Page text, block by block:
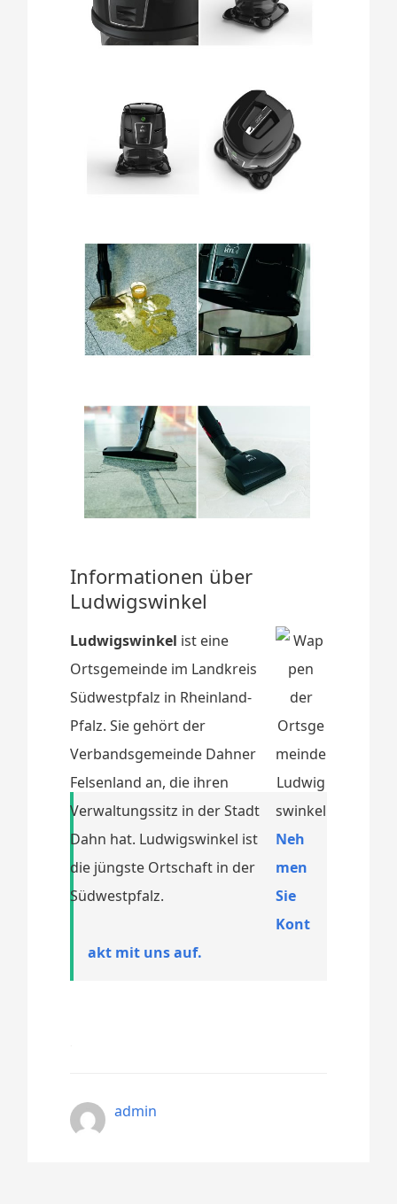
Informationen über
Ludwigswinkel
Ludwigswinkel ist eine
Ortsgemeinde im Landkreis
Südwestpfalz in Rheinland-
Pfalz. Sie gehört der
Verbandsgemeinde Dahner
Felsenland an, die ihren
Verwaltungssitz in der Stadt
Dahn hat. Ludwigswinkel ist
die jüngste Ortschaft in der
Südwestpfalz.
Neh
men
Sie
Kont
akt mit uns auf.
admin